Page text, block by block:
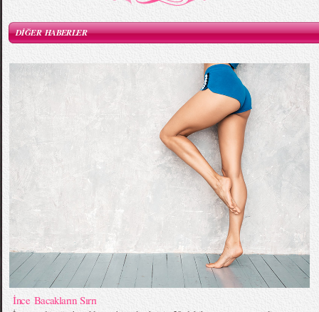
DİĞER HABERLER
İnce Bacakların Sırrı